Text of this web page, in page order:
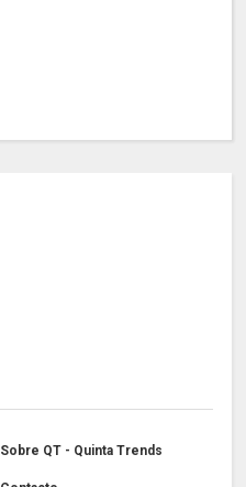
Sobre QT - Quinta Trends